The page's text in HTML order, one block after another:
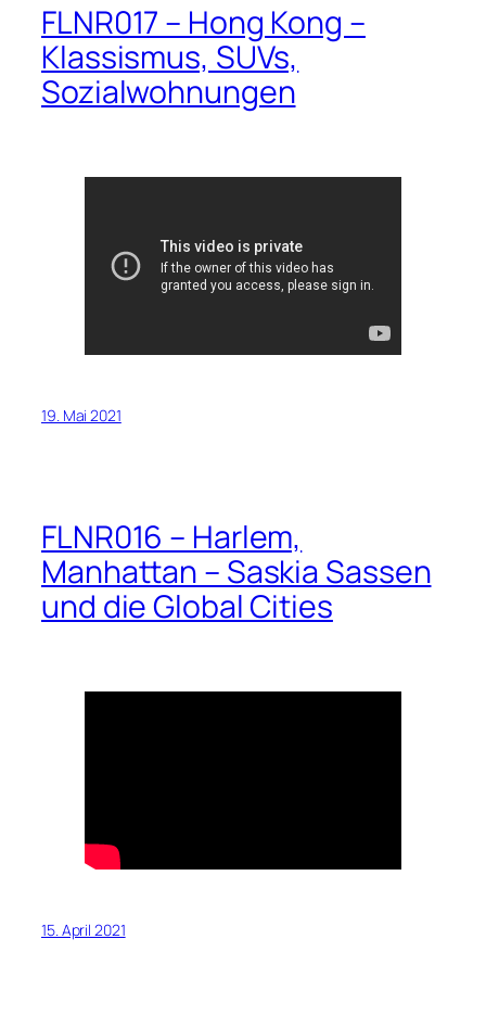
FLNR017 – Hong Kong –
Klassismus, SUVs,
Sozialwohnungen
19. Mai 2021
FLNR016 – Harlem,
Manhattan – Saskia Sassen
und die Global Cities
15. April 2021